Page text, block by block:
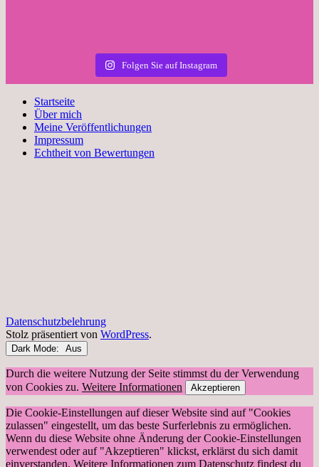
Folgen Sie auf Instagram
Startseite
Über mich
Meine Veröffentlichungen
Impressum
Echtheit von Bewertungen
Datenschutzbelehrung
Stolz präsentiert von WordPress.
Dark Mode:
Durch die weitere Nutzung der Seite stimmst du der Verwendung
von Cookies zu. Weitere Informationen Akzeptieren
Die Cookie-Einstellungen auf dieser Website sind auf "Cookies
zulassen" eingestellt, um das beste Surferlebnis zu ermöglichen.
Wenn du diese Website ohne Änderung der Cookie-Einstellungen
verwendest oder auf "Akzeptieren" klickst, erklärst du sich damit
einverstanden. Weitere Informationen zum Datenschutz findest du